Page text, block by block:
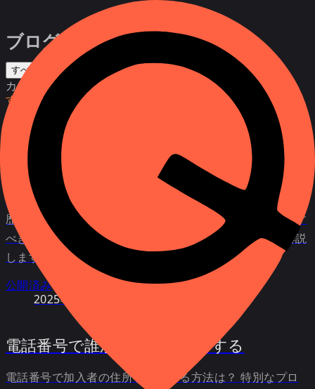
ブログ
すべて
カテゴリ
すべて
本当に誰があなたに電話しているのか？
メッセンジャー詐欺から身を守る方法
ViberやWhatsAppでの不明な着信、ロボコール、着信履
歴のみの電話は詐欺師の第一歩です。彼らの手口、応答す
べきかどうか、そして安全に発信者を確認する方法を解説
します。
公開済み
2025年9月月27日
電話番号で誰かの位置を追跡する
電話番号で加入者の住所を見つける方法は？ 特別なプロ